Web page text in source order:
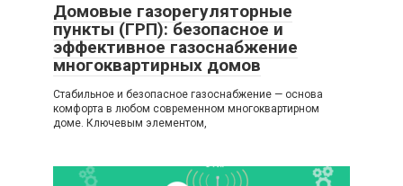
Домовые газорегуляторные
пункты (ГРП): безопасное и
эффективное газоснабжение
многоквартирных домов
Стабильное и безопасное газоснабжение — основа
комфорта в любом современном многоквартирном
доме. Ключевым элементом,